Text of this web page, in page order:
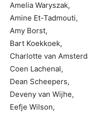
Amelia Waryszak,
Amine Et-Tadmouti,
Amy Borst,
Bart Koekkoek,
Charlotte van
Coen Lachenal,
Dean Scheepers,
Deveny van Wijhe,
Eefje Wilson,